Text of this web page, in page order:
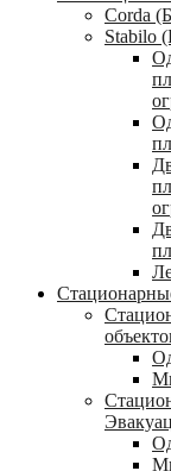
Corda
Stabilo